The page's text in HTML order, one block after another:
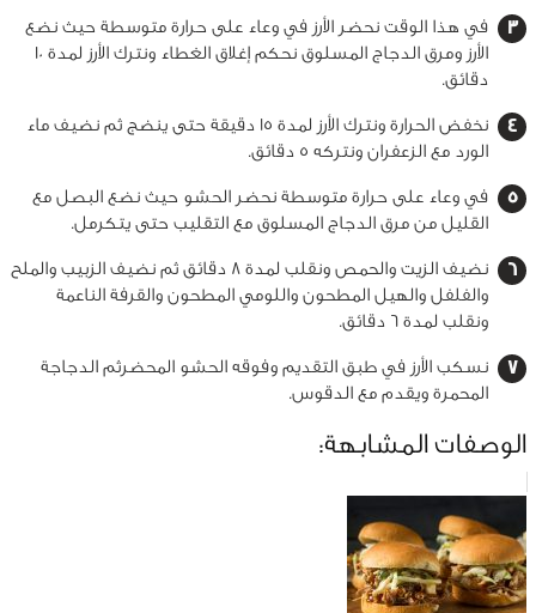
في هذا الوقت نحضر الأرز في وعاء على حرارة متوسطة حيث نضع
الأرز ومرق الدجاج المسلوق نحكم إغلاق الغطاء ونترك الأرز لمدة 10
دقائق.
نخفض الحرارة ونترك الأرز لمدة 15 دقيقة حتى ينضج ثم نضيف ماء
الورد مع الزعفران ونتركه 5 دقائق.
في وعاء على حرارة متوسطة نحضر الحشو حيث نضع البصل مع
القليل من مرق الدجاج المسلوق مع التقليب حتى يتكرمل.
نضيف الزيت والحمص ونقلب لمدة 8 دقائق ثم نضيف الزبيب والملح
والفلفل والهيل المطحون واللومي المطحون والقرفة الناعمة
ونقلب لمدة 6 دقائق.
نسكب الأرز في طبق التقديم وفوقه الحشو المحضرثم الدجاجة
المحمرة ويقدم مع الدقوس.
الوصفات المشابهة: